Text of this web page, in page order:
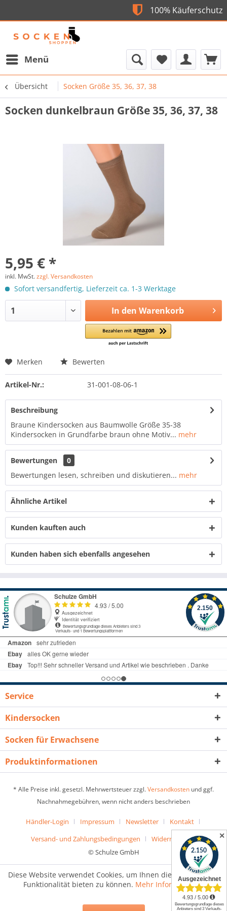
Flexible Bezahlung
100%
Menü
Übersicht Socken Größe 35, 36, 37, 38
Socken dunkelbraun Größe 35, 36, 37, 38
5,95 € *
inkl. MwSt.zzgl. Versandkosten
Sofort versandfertig, Lieferzeit ca. 1-3 Werktage
In den Warenkorb
Merken Bewerten
Artikel-Nr.: 31-001-08-06-1
Beschreibung
Braune Kindersocken aus Baumwolle Größe 35-38
Kindersocken in Grundfarbe braun ohne Motiv... mehr
Bewertungen
0
Bewertungen lesen, schreiben und diskutieren... mehr
Ähnliche Artikel
Kunden kauften auch
Kunden haben sich ebenfalls angesehen
✕
Service
Kindersocken
Socken für Erwachsene
Produktinformationen
* Alle Preise inkl. gesetzl. Mehrwertsteuer zzgl.Versandkosten und ggf.
Nachnahmegebühren, wenn nicht anders beschrieben
Händler-Login Impressum Newsletter
Kontakt
Versand- und Zahlungsbedingungen
Widerrufsrecht
© Schulze GmbH
Diese Website verwendet Cookies, um Ihnen die bestmögliche
Funktionalität bieten zu können. Mehr Informationen